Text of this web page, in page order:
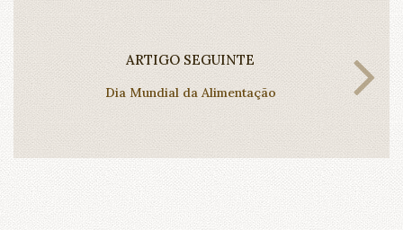
ARTIGO SEGUINTE
Dia Mundial da Alimentação